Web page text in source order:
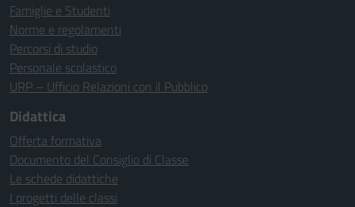
Famiglie e Studenti
Norme e regolamenti
Percorsi di studio
Personale scolastico
URP – Ufficio Relazioni con il Pubblico
Didattica
Offerta formativa
Documento del Consiglio di Classe
Le schede didattiche
I progetti delle classi